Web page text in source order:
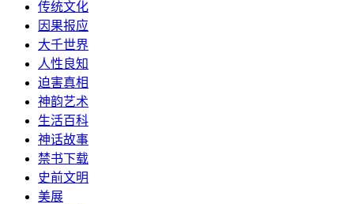
传统文化
因果报应
大千世界
人性良知
迫害真相
神韵艺术
生活百科
神话故事
禁书下载
史前文明
美展